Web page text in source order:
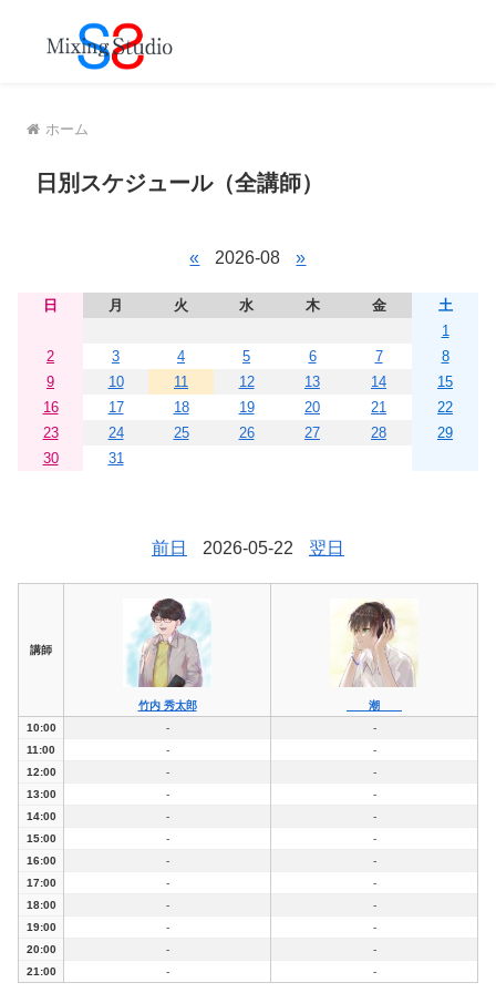
ホーム
日別スケジュール（全講師）
« 2026-08 »
日 月 火 水 木 金
土
1
2
3 4 5 6 7
8
9
10 11 12 13 14
15
16
17 18 19 20 21
22
23
24 25 26 27 28
29
30
31
前日 2026-05-22 翌日
講師
竹内 秀太郎
潮
10:00
-
-
11:00
-
-
12:00
-
-
13:00
-
-
14:00
-
-
15:00
-
-
16:00
-
-
17:00
-
-
18:00
-
-
19:00
-
-
20:00
-
-
21:00
- -